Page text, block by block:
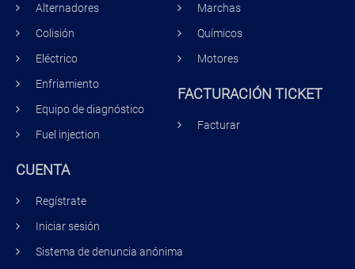
Alternadores
Colisión
Eléctrico
Enfriamiento
Equipo de diagnóstico
Fuel injection
Marchas
Químicos
Motores
FACTURACIÓN TICKET
Facturar
CUENTA
Regístrate
Iniciar sesión
Sistema de denuncia anónima